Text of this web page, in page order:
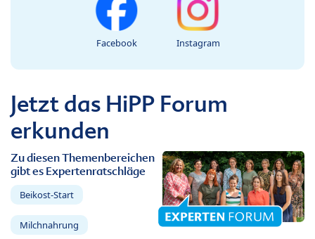
Facebook Instagram
Jetzt das HiPP Forum
erkunden
Zu diesen Themenbereichen
gibt es Expertenratschläge
Beikost-Start
Milchnahrung